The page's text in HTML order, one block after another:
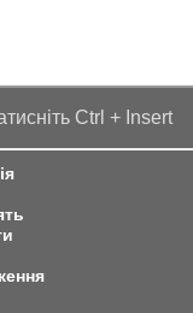
Ctrl + Insert